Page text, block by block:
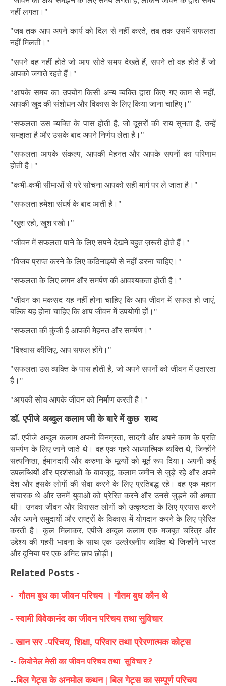
नहीं लगता।"
"जब तक आप अपने कार्य को दिल से नहीं करते, तब तक उसमें सफलता
नहीं मिलती।"
"सपने वह नहीं होते जो आप सोते समय देखते हैं, सपने तो वह होते हैं जो
आपको जगाते रहते हैं।"
"आपके समय का उपयोग किसी अन्य व्यक्ति द्वारा किए गए काम से नहीं,
आपकी खुद की संशोधन और विकास के लिए किया जाना चाहिए।"
"सफलता उस व्यक्ति के पास होती है, जो दूसरों की राय सुनता है, उन्हें
समझता है और उसके बाद अपने निर्णय लेता है।"
"सफलता आपके संकल्प, आपकी मेहनत और आपके सपनों का परिणाम
होती है।"
"कभी-कभी सीमाओं से परे सोचना आपको सही मार्ग पर ले जाता है।"
"सफलता हमेशा संघर्ष के बाद आती है।"
"खुश रहो, खुश रखो।"
"जीवन में सफलता पाने के लिए सपने देखने बहुत ज़रूरी होते हैं।"
"विजय प्राप्त करने के लिए कठिनाइयों से नहीं डरना चाहिए।"
"सफलता के लिए लगन और समर्पण की आवश्यकता होती है।"
"जीवन का मकसद यह नहीं होना चाहिए कि आप जीवन में सफल हो जाएं,
बल्कि यह होना चाहिए कि आप जीवन में उपयोगी हों।"
"सफलता की कुंजी है आपकी मेहनत और समर्पण।"
"विश्वास कीजिए, आप सफल होंगे।"
"सफलता उस व्यक्ति के पास होती है, जो अपने सपनों को जीवन में उतारता
है।"
"आपकी सोच आपके जीवन को निर्माण करती है।"
डॉ. एपीजे अब्दुल कलाम जी के बारे में कुछ शब्द
डॉ. एपीजे अब्दुल कलाम अपनी विनम्रता, सादगी और अपने काम के प्रति
समर्पण के लिए जाने जाते थे। वह एक गहरे आध्यात्मिक व्यक्ति थे, जिन्होंने
सत्यनिष्ठा, ईमानदारी और करुणा के मूल्यों को मूर्त रूप दिया। अपनी कई
उपलब्धियों और प्रशंसाओं के बावजूद, कलाम जमीन से जुड़े रहे और अपने
देश और इसके लोगों की सेवा करने के लिए प्रतिबद्ध रहे। वह एक महान
संचारक थे और उनमें युवाओं को प्रेरित करने और उनसे जुड़ने की क्षमता
थी। उनका जीवन और विरासत लोगों को उत्कृष्टता के लिए प्रयास करने
और अपने समुदायों और राष्ट्रों के विकास में योगदान करने के लिए प्रेरित
करती है। कुल मिलाकर, एपीजे अब्दुल कलाम एक मजबूत चरित्र और
उद्देश्य की गहरी भावना के साथ एक उल्लेखनीय व्यक्ति थे जिन्होंने भारत
और दुनिया पर एक अमिट छाप छोड़ी।
Related Posts -
- गौतम बुध का जीवन परिचय । गौतम बुध कौन थे
- स्वामी विवेकानंद का जीवन परिचय तथा सुविचार
- खान सर -परिचय, शिक्षा, परिवार तथा प्रेरणात्मक कोट्स
--लियोनेल मेसी का जीवन परिचय तथा सुविचार ?
--बिल गेट्स के अनमोल कथन |बिल गेट्स का सम्पूर्ण परिचय